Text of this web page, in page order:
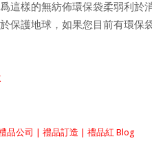
這樣的無紡佈環保袋柔弱利於
護地球，如果您目前有環保
品公司 | 禮品訂造 | 禮品紅 Blog